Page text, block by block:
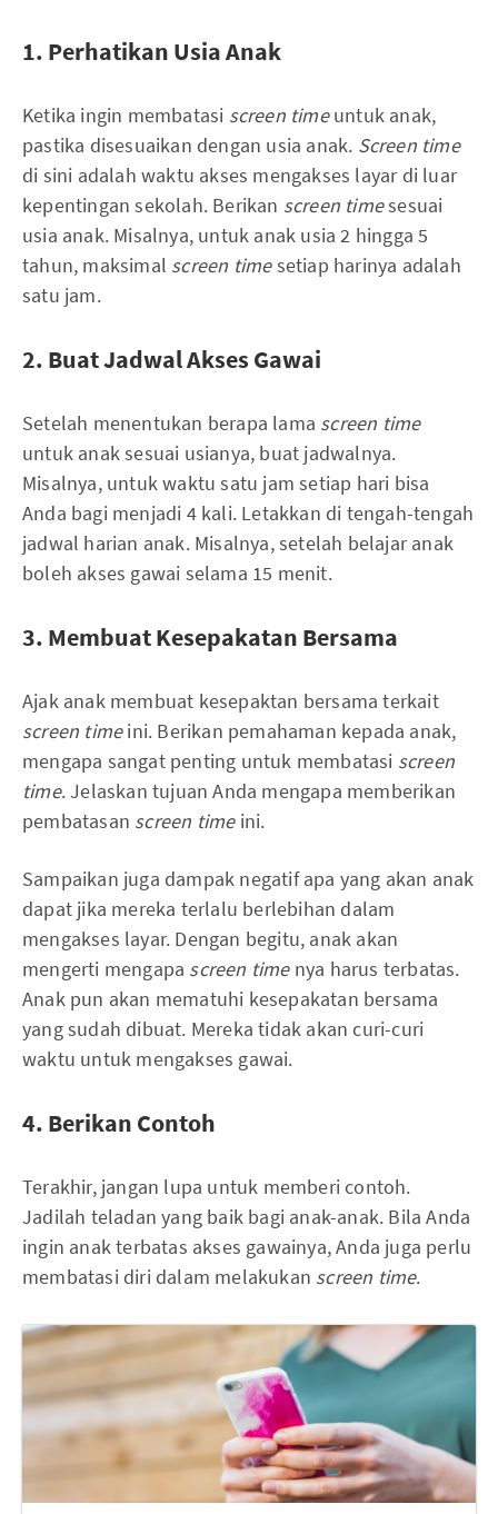
1. Perhatikan Usia Anak
Ketika ingin membatasi screen timeuntuk anak,
pastika disesuaikan dengan usia anak. Screen time
di sini adalah waktu akses mengakses layar di luar
kepentingan sekolah. Berikan screen timesesuai
usia anak. Misalnya, untuk anak usia 2 hingga 5
tahun, maksimal screen timesetiap harinya adalah
satu jam.
2. Buat Jadwal Akses Gawai
Setelah menentukan berapa lama screen time
untuk anak sesuai usianya, buat jadwalnya.
Misalnya, untuk waktu satu jam setiap hari bisa
Anda bagi menjadi 4 kali. Letakkan di tengah-tengah
jadwal harian anak. Misalnya, setelah belajar anak
boleh akses gawai selama 15 menit.
3. Membuat Kesepakatan Bersama
Ajak anak membuat kesepaktan bersama terkait
screen timeini. Berikan pemahaman kepada anak,
mengapa sangat penting untuk membatasi screen
time. Jelaskan tujuan Anda mengapa memberikan
pembatasan screen time ini.
Sampaikan juga dampak negatif apa yang akan anak
dapat jika mereka terlalu berlebihan dalam
mengakses layar. Dengan begitu, anak akan
mengerti mengapa screen time nya harus terbatas.
Anak pun akan mematuhi kesepakatan bersama
yang sudah dibuat. Mereka tidak akan curi-curi
waktu untuk mengakses gawai.
4. Berikan Contoh
Terakhir, jangan lupa untuk memberi contoh.
Jadilah teladan yang baik bagi anak-anak. Bila Anda
ingin anak terbatas akses gawainya, Anda juga perlu
membatasi diri dalam melakukan screen time.